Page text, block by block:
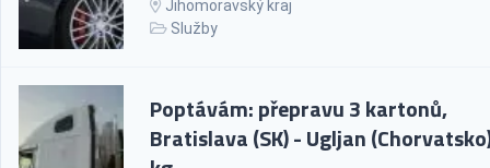
Jihomoravský kraj
Služby
Poptávám: přepravu 3 kartonů,
Bratislava (SK) - Ugljan